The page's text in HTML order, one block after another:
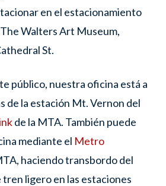
en el estacionamiento
Walters Art Museum,
St.
público, nuestra oficina está a
de la estación Mt. Vernon del
de la MTA. También puede
mediante el Metro
haciendo transbordo del
tren ligero en las estaciones